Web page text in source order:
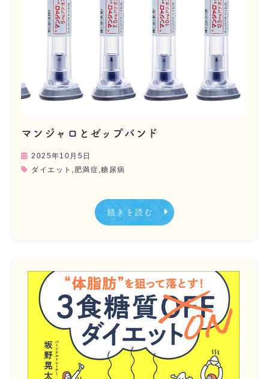
マンジャロとゼップバンド
2025年10月5日
ダイエット , 肥満症,糖尿病
続きを読む